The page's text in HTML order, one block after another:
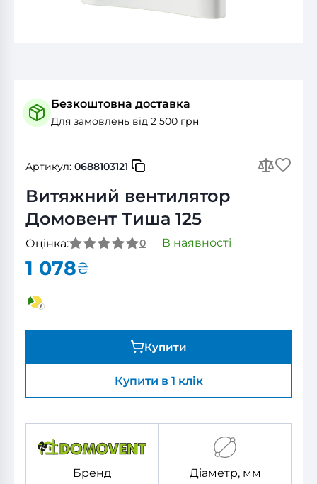
Безкоштовна доставка
Для замовлень від 2 500 грн
Артикул: 0688103121
Витяжний вентилятор
Домовент Тиша 125
Оцінка: 0 В наявності
1 078₴
Купити
Купити в 1 клік
Бренд
Діаметр, мм